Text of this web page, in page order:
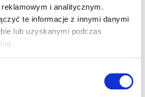
i analitycznym.
te informacje z innymi danymi
lub uzyskanymi podczas